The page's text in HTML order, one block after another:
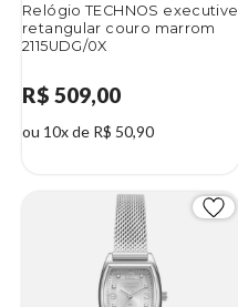
Relógio TECHNOS executive
retangular couro marrom
2115UDG/0X
R$ 509,00
ou 10x de R$ 50,90